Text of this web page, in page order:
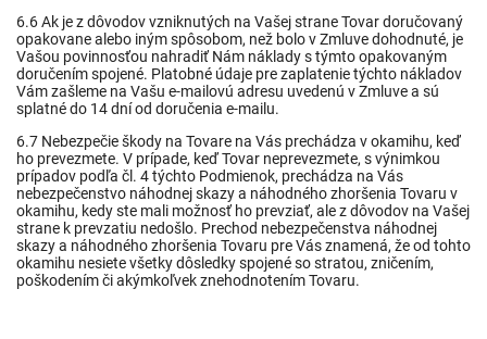
6.6 Ak je z dôvodov vzniknutých na Vašej strane Tovar doručovaný
opakovane alebo iným spôsobom, než bolo v Zmluve dohodnuté, je
Vašou povinnosťou nahradiť Nám náklady s týmto opakovaným
doručením spojené. Platobné údaje pre zaplatenie týchto nákladov
Vám zašleme na Vašu e-mailovú adresu uvedenú v Zmluve a sú
splatné do 14 dní od doručenia e-mailu.
6.7 Nebezpečie škody na Tovare na Vás prechádza v okamihu, keď
ho prevezmete. V prípade, keď Tovar neprevezmete, s výnimkou
prípadov podľa čl. 4týchto Podmienok, prechádza na Vás
nebezpečenstvo náhodnej skazy a náhodného zhoršenia Tovaru v
okamihu, kedy ste mali možnosť ho prevziať, ale z dôvodov na Vašej
strane k prevzatiu nedošlo. Prechod nebezpečenstva náhodnej
skazy a náhodného zhoršenia Tovaru pre Vás znamená, že od tohto
okamihu nesiete všetky dôsledky spojené so stratou, zničením,
poškodením či akýmkoľvek znehodnotením Tovaru.